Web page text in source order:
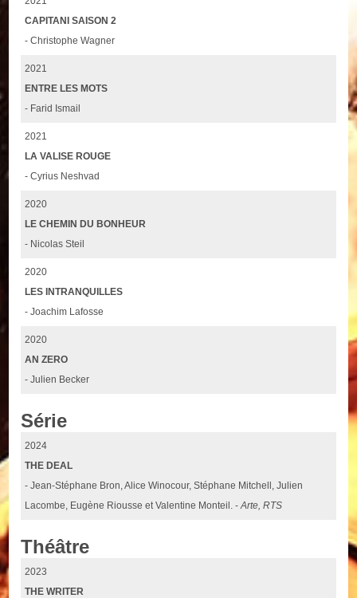
CAPITANI SAISON 2
- Christophe Wagner
2021
ENTRE LES MOTS
- Farid Ismail
2021
LA VALISE ROUGE
- Cyrius Neshvad
2020
LE CHEMIN DU BONHEUR
- Nicolas Steil
2020
LES INTRANQUILLES
- Joachim Lafosse
2020
AN ZERO
- Julien Becker
Série
2024
THE DEAL
- Jean-Stéphane Bron, Alice Winocour, Stéphane Mitchell, Julien
Lacombe, Eugène Riousse et Valentine Monteil. -Arte, RTS
Théâtre
2023
THE WRITER